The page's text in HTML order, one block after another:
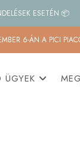
ESETÉN 📦
6-ÁN A PICI
ÜGYEK